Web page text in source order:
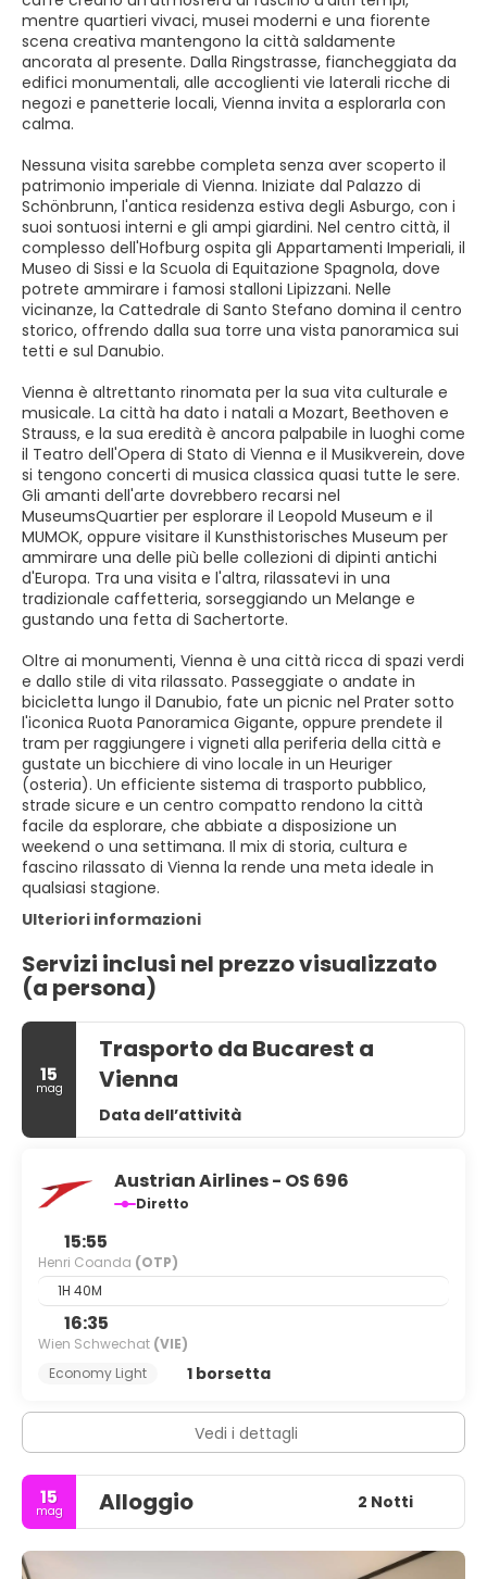
mentre quartieri vivaci, musei moderni e una fiorente
scena creativa mantengono la città saldamente
ancorata al presente. Dalla Ringstrasse, fiancheggiata da
edifici monumentali, alle accoglienti vie laterali ricche di
negozi e panetterie locali, Vienna invita a esplorarla con
calma.
Nessuna visita sarebbe completa senza aver scoperto il
patrimonio imperiale di Vienna. Iniziate dal Palazzo di
Schönbrunn, l'antica residenza estiva degli Asburgo, con i
suoi sontuosi interni e gli ampi giardini. Nel centro città, il
complesso dell'Hofburg ospita gli Appartamenti Imperiali, il
Museo di Sissi e la Scuola di Equitazione Spagnola, dove
potrete ammirare i famosi stalloni Lipizzani. Nelle
vicinanze, la Cattedrale di Santo Stefano domina il centro
storico, offrendo dalla sua torre una vista panoramica sui
tetti e sul Danubio.
Vienna è altrettanto rinomata per la sua vita culturale e
musicale. La città ha dato i natali a Mozart, Beethoven e
Strauss, e la sua eredità è ancora palpabile in luoghi come
il Teatro dell'Opera di Stato di Vienna e il Musikverein, dove
si tengono concerti di musica classica quasi tutte le sere.
Gli amanti dell'arte dovrebbero recarsi nel
MuseumsQuartier per esplorare il Leopold Museum e il
MUMOK, oppure visitare il Kunsthistorisches Museum per
ammirare una delle più belle collezioni di dipinti antichi
d'Europa. Tra una visita e l'altra, rilassatevi in una
tradizionale caffetteria, sorseggiando un Melange e
gustando una fetta di Sachertorte.
Oltre ai monumenti, Vienna è una città ricca di spazi verdi
e dallo stile di vita rilassato. Passeggiate o andate in
bicicletta lungo il Danubio, fate un picnic nel Prater sotto
l'iconica Ruota Panoramica Gigante, oppure prendete il
tram per raggiungere i vigneti alla periferia della città e
gustate un bicchiere di vino locale in un Heuriger
(osteria). Un efficiente sistema di trasporto pubblico,
strade sicure e un centro compatto rendono la città
facile da esplorare, che abbiate a disposizione un
weekend o una settimana. Il mix di storia, cultura e
fascino rilassato di Vienna la rende una meta ideale in
qualsiasi stagione.
Ulteriori informazioni
Servizi inclusi nel prezzo visualizzato
(a persona)
15
mag
Trasporto da Bucarest a
Vienna
Data dell’attività
Austrian Airlines - OS 696
Diretto
15:55
Henri Coanda (OTP)
1H 40M
16:35
Wien Schwechat (VIE)
Economy Light
1 borsetta
Vedi i dettagli
15
mag Alloggio 2 Notti